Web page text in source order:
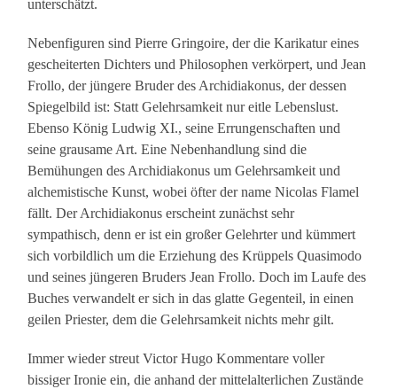
unterschätzt.
Nebenfiguren sind Pierre Gringoire, der die Karikatur eines
gescheiterten Dichters und Philosophen verkörpert, und Jean
Frollo, der jüngere Bruder des Archidiakonus, der dessen
Spiegelbild ist: Statt Gelehrsamkeit nur eitle Lebenslust.
Ebenso König Ludwig XI., seine Errungenschaften und
seine grausame Art. Eine Nebenhandlung sind die
Bemühungen des Archidiakonus um Gelehrsamkeit und
alchemistische Kunst, wobei öfter der name Nicolas Flamel
fällt. Der Archidiakonus erscheint zunächst sehr
sympathisch, denn er ist ein großer Gelehrter und kümmert
sich vorbildlich um die Erziehung des Krüppels Quasimodo
und seines jüngeren Bruders Jean Frollo. Doch im Laufe des
Buches verwandelt er sich in das glatte Gegenteil, in einen
geilen Priester, dem die Gelehrsamkeit nichts mehr gilt.
Immer wieder streut Victor Hugo Kommentare voller
bissiger Ironie ein, die anhand der mittelalterlichen Zustände